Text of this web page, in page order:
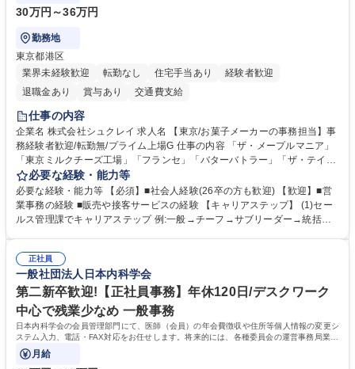
30万円～36万円
勤務地
東京都港区
業界未経験歓迎
転勤なし 住宅手当あり
経験者歓迎
退職金あり
賞与あり 交通費支給
仕事の内容
企業名 株式会社シュクレイ 求人名 【東京/お菓子メーカーの事務担当】事
務経験者歓迎/転勤無/プライム上場G 仕事の内容 「ザ・メープルマニア」
「東京ミルクチーズ工場」「フランセ」「バターバトラー」「ザ・テイラ
ー」「DROOLY」等のブランドを多数展開する当社にて、オリジナル菓子
ブランド商品の事務業務をお任せいたします。 【具体的な業務内容】 ■店
舗からの発注受付/PC入力業務 ■受電対応(社内/社外) ■商品のマスター登
録 ■日々の売上抽出・報告 ■提携企業への書類送付業務 ■契約書管理業務
必要な経験・能力等
必要な経験・能力等 【必須】■社会人経験(26卒の方も歓迎) 【歓迎】■営
業事務の経験 ■販売や接客サービスの経験 【キャリアステップ】 (1)セー
ルス管理課でキャリアステップ 例:一般→チーフ→サブリーダー→統括リ
や個別面談を通してご自身のキャリアと向き合っていただき、会社として
もバックアップしていきます。 学歴・資格 学歴：大学院 大学 高専 短大
専修学校 高校 語学力： 資格：
正社員
一般社団法人日本内科学会
第二新卒歓迎!【正社員事務】年休120日/デスクワーク
中心で残業少なめ 一般事務
日本内科学会の会員管理部門にて、医師（会員）の年会費徴収や住所等個人情報の変更シ
ステム入力、電話・FAX対応をお任せします。将来的には、各種委員会の運営事務局業務
などにも幅広く携わっていただきます。
月給